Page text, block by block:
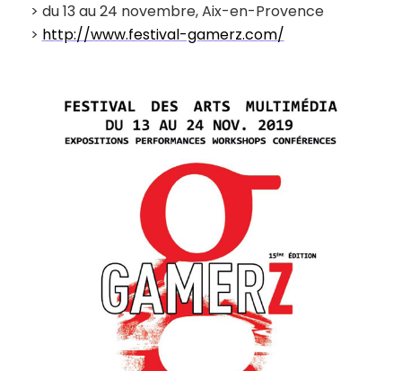
> du 13 au 24 novembre, Aix-en-Provence
> http://www.festival-gamerz.com/